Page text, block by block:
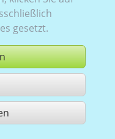
gesetzt.